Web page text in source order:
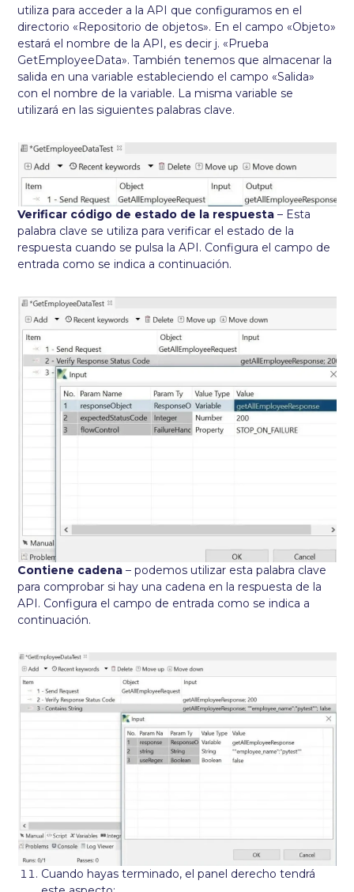
utiliza para acceder a la API que configuramos en el
directorio «Repositorio de objetos». En el campo «Objeto»
estará el nombre de la API, es decir j. «Prueba
GetEmployeeData». También tenemos que almacenar la
salida en una variable estableciendo el campo «Salida»
con el nombre de la variable. La misma variable se
utilizará en las siguientes palabras clave.
Verificar código de estado de la respuesta – Esta
palabra clave se utiliza para verificar el estado de la
respuesta cuando se pulsa la API. Configura el campo de
entrada como se indica a continuación.
Contiene cadena – podemos utilizar esta palabra clave
para comprobar si hay una cadena en la respuesta de la
API. Configura el campo de entrada como se indica a
continuación.
Cuando hayas terminado, el panel derecho tendrá